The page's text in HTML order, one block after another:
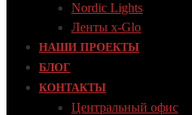
Nordic Lights
Ленты x-Glo
НАШИ ПРОЕКТЫ
БЛОГ
КОНТАКТЫ
Центральный офис